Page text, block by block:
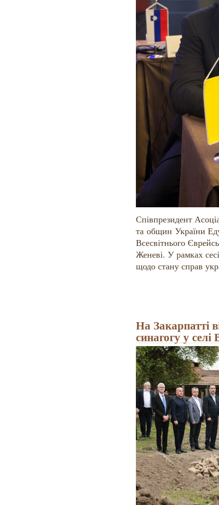
Співпрезидент
та общин України
Всесвітнього
Женеві. У рамках
щодо стану справ
На Закарпатті
синагогу у